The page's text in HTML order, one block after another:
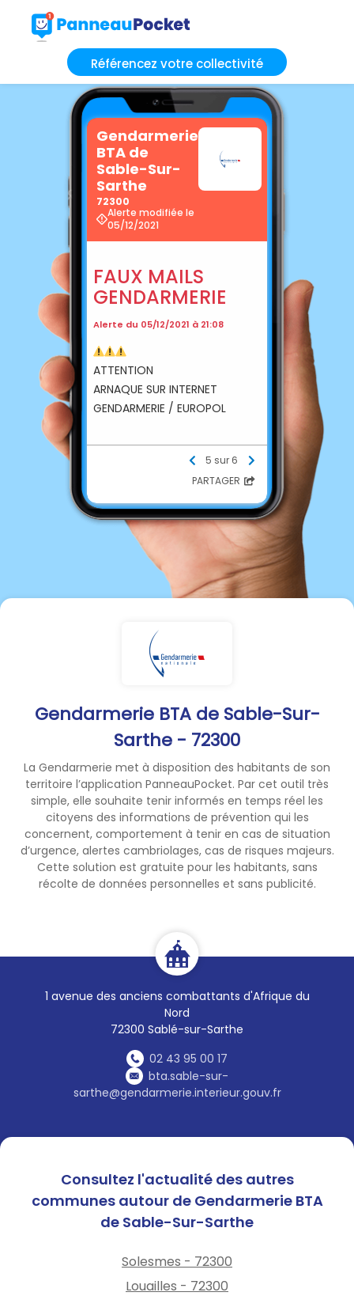
Référencez votre collectivité
Gendarmerie BTA de Sable-Sur-
Sarthe - 72300
La Gendarmerie met à disposition des habitants de son
territoire l’application PanneauPocket. Par cet outil très
simple, elle souhaite tenir informés en temps réel les
citoyens des informations de prévention qui les
concernent, comportement à tenir en cas de situation
d’urgence, alertes cambriolages, cas de risques majeurs.
Cette solution est gratuite pour les habitants, sans
récolte de données personnelles et sans publicité.
1 avenue des anciens combattants d'Afrique du
Nord
72300 Sablé-sur-Sarthe
02 43 95 00 17
bta.sable-sur-
sarthe@gendarmerie.interieur.gouv.fr
Gendarmerie
BTA de
Sable-Sur-
Sarthe
72300
Alerte modifiée le
05/12/2021
FAUX MAILS
GENDARMERIE
Alerte du 05/12/2021 à 21:08
⚠⚠⚠
ATTENTION
ARNAQUE SUR INTERNET
GENDARMERIE / EUROPOL
--------------------
Depuis quelques mois des
mails comportant le titre
"GENDARMERIE" sont adressés
aux particuliers, commerçant
et services de l'Etat.
-------------------
- NE PAS REPONDRE AUX MAILS
- NE PAS TELECHARGER LES
PIECES JOINTES📎
- NE CLIQUEZ PAS SUR LES LIENS
- SUPPRIMEZ IMMEDIATEMENT
-----------------
EN CAS DE DOUTE SUR
CERTAINS MAILS COMPOSEZ LE
17 OU CONTACTEZ LA BRIGADE
5 sur 6
PARTAGER
Consultez l'actualité des autres
communes autour de Gendarmerie BTA
de Sable-Sur-Sarthe
Solesmes - 72300
Louailles - 72300